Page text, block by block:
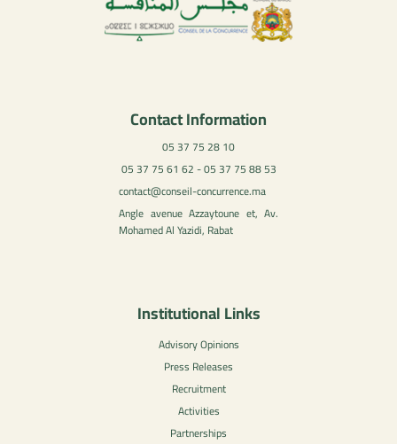
Contact Information
05 37 75 28 10
05 37 75 61 62 - 05 37 75 88 53
contact@conseil-concurrence.ma
Angle avenue Azzaytoune et, Av.
Mohamed Al Yazidi, Rabat
Institutional Links
Advisory Opinions
Press Releases
Recruitment
Activities
Partnerships